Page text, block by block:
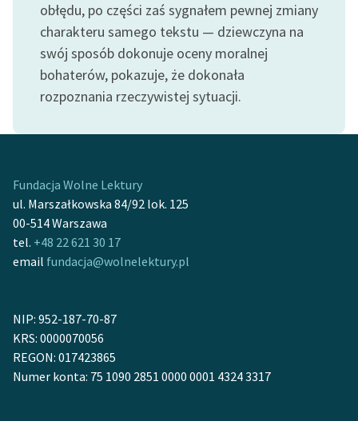
Feministyczne inspiracje.
Popularyzacja
skandynawskiej literatury
feministycznej
do domeny publicznej,
lektur szkolnych oraz
Starego Testamentu
Odkurzamy bohaterów
O nas
Kontakt
obłędu, po części zaś sygnałem pewnej zmiany
charakteru samego tekstu — dziewczyna na
swój sposób dokonuje oceny moralnej
bohaterów, pokazuje, że dokonała
rozpoznania rzeczywistej sytuacji.
Fundacja Wolne Lektury
ul. Marszałkowska 84/92 lok. 125
00-514 Warszawa
tel. +48 22 621 30 17
email fundacja@wolnelektury.pl
NIP: 952-187-70-87
KRS: 0000070056
REGON: 017423865
Numer konta: 75 1090 2851 0000 0001 4324 3317